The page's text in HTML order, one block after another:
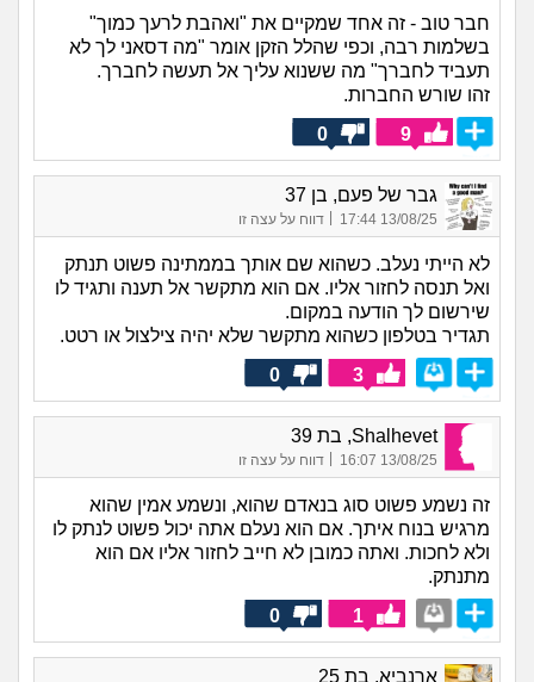
חבר טוב - זה אחד שמקיים את "ואהבת לרעך כמוך"
בשלמות רבה, וכפי שהלל הזקן אומר "מה דסאני לך לא
תעביד לחברך" מה ששנוא עליך אל תעשה לחברך.
זהו שורש החברות.
9
0
גבר של פעם, בן 37
13/08/25 17:44
| דווח על עצה זו
לא הייתי נעלב. כשהוא שם אותך בממתינה פשוט תנתק
ואל תנסה לחזור אליו. אם הוא מתקשר אל תענה ותגיד לו
שירשום לך הודעה במקום.
תגדיר בטלפון כשהוא מתקשר שלא יהיה צילצול או רטט.
3
0
Shalhevet, בת 39
13/08/25 16:07 דווח על עצה זו
זה נשמע פשוט סוג בנאדם שהוא, ונשמע אמין שהוא
מרגיש בנוח איתך. אם הוא נעלם אתה יכול פשוט לנתק לו
ולא לחכות. ואתה כמובן לא חייב לחזור אליו אם הוא
מתנתק.
1
0
ארנביא, בת 25